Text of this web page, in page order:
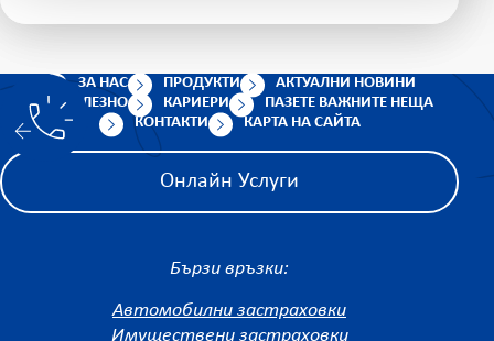
ЗА НАС ПРОДУКТИ
АКТУАЛНИ НОВИНИ
ПОЛЕЗНО
КАРИЕРИ
ПАЗЕТЕ ВАЖНИТЕ НЕЩА
КОНТАКТИ
КАРТА НА САЙТА
Онлайн Услуги
Бързи връзки:
Автомобилни застраховки
Имуществени застраховки